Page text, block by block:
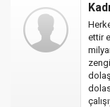
ettir